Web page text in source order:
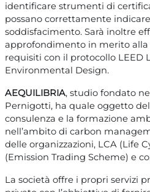
identificare strumenti di
possano correttamente
soddisfacimento. Sarà inoltre
approfondimento in merito alla
requisiti con il protocollo LEED
Environmental Design.
AEQUILIBRIA, studio fondato
Pernigotti, ha quale oggetto
consulenza e la formazione
nell’ambito di carbon
delle organizzazioni, LCA (Life
(Emission Trading Scheme) e
La società offre i propri servizi